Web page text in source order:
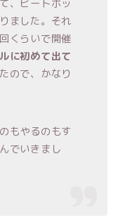
、ビートボッ
ました。それ
くらいで開催
に初めて出て
ので、かなり
もやるのもす
でいきまし